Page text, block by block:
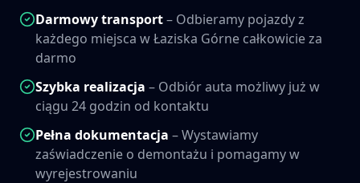
Darmowy transport– Odbieramy pojazdy z
każdego miejsca wŁaziska Górne całkowicie za
darmo
Szybka realizacja – Odbiór auta możliwy już w
ciągu 24 godzin od kontaktu
Pełna dokumentacja – Wystawiamy
zaświadczenie o demontażu i pomagamy w
wyrejestrowaniu